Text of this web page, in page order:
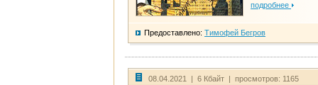
подробнее
Предоставлено: Тимофей Бегров
08.04.2021 | 6 Кбайт | просмотров: 1165